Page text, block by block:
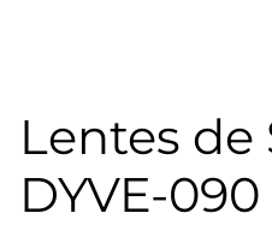
Lentes de
DYVE-090